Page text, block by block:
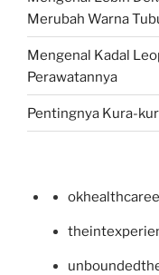
Merubah Warna
Mengenal Kadal
Perawatannya
Pentingnya Kura-